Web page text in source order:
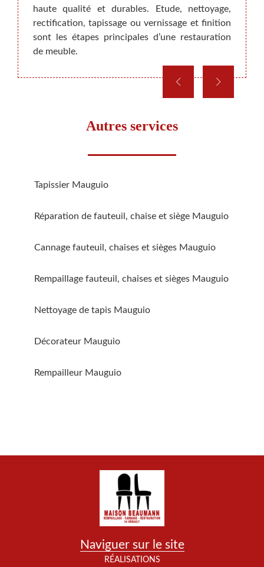
haute qualité et durables. Etude, nettoyage,
rectification, tapissage ou vernissage et finition
sont les étapes principales d’une restauration
de meuble.
est
Autres services
Tapissier Mauguio
Réparation de fauteuil, chaise et siège Mauguio
Cannage fauteuil, chaises et sièges Mauguio
Rempaillage fauteuil, chaises et sièges Mauguio
Nettoyage de tapis Mauguio
Décorateur Mauguio
Rempailleur Mauguio
Naviguer sur le site
RÉALISATIONS